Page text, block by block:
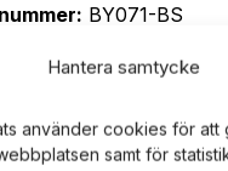
Hantera samtycke
använder cookies för att
samt för
BY071-BS
770mm
4.0mm